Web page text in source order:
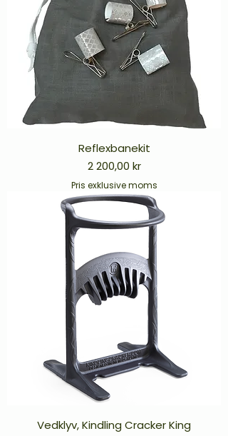
Reflexbanekit
Pris
2 200,00 kr
Pris exklusive moms
Vedklyv, Kindling Cracker King